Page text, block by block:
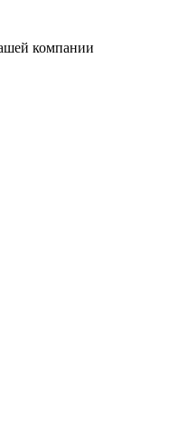
компании